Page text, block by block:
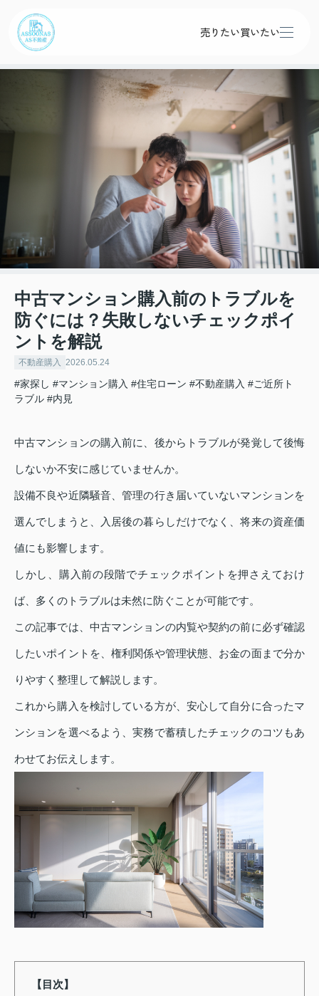
売りたい買いたい
中古マンション購入前のトラブルを
防ぐには？失敗しないチェックポイ
ントを解説
不動産購入 2026.05.24
#家探し #マンション購入 #住宅ローン #不動産購入 #ご近所ト
ラブル #内見
中古マンションの購入前に、後からトラブルが発覚して後悔
しないか不安に感じていませんか。
設備不良や近隣騒音、管理の行き届いていないマンションを
選んでしまうと、入居後の暮らしだけでなく、将来の資産価
値にも影響します。
しかし、購入前の段階でチェックポイントを押さえておけ
ば、多くのトラブルは未然に防ぐことが可能です。
この記事では、中古マンションの内覧や契約の前に必ず確認
したいポイントを、権利関係や管理状態、お金の面まで分か
りやすく整理して解説します。
これから購入を検討している方が、安心して自分に合ったマ
ンションを選べるよう、実務で蓄積したチェックのコツもあ
わせてお伝えします。
【目次】